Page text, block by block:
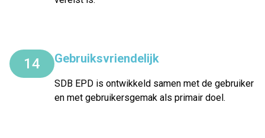
14 Gebruiksvriendelijk
SDB EPD is ontwikkeld samen met de gebruiker
en met gebruikersgemak als primair doel.